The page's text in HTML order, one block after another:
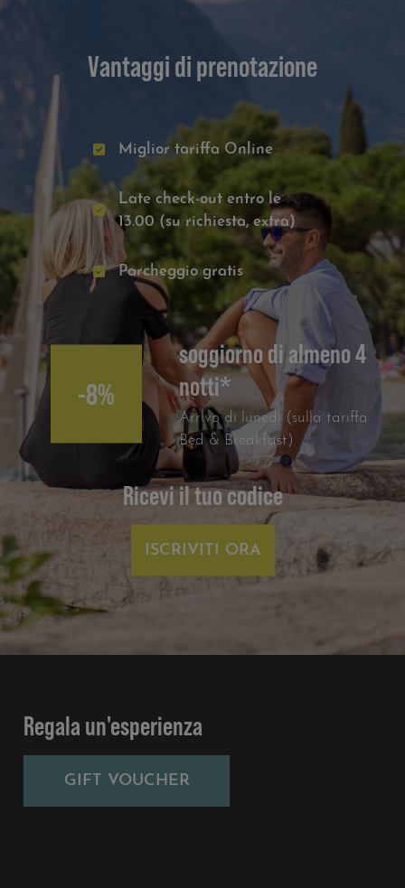
Vantaggi di prenotazione
Miglior tariffa Online
Late check-out entro le
13.00 (su richiesta, extra)
Parcheggio gratis
-8%
soggiorno di almeno 4
notti*
Arrivo di lunedì (sulla tariffa
Bed & Breakfast)
Ricevi il tuo codice
ISCRIVITI ORA
Regala un'esperienza
GIFT VOUCHER